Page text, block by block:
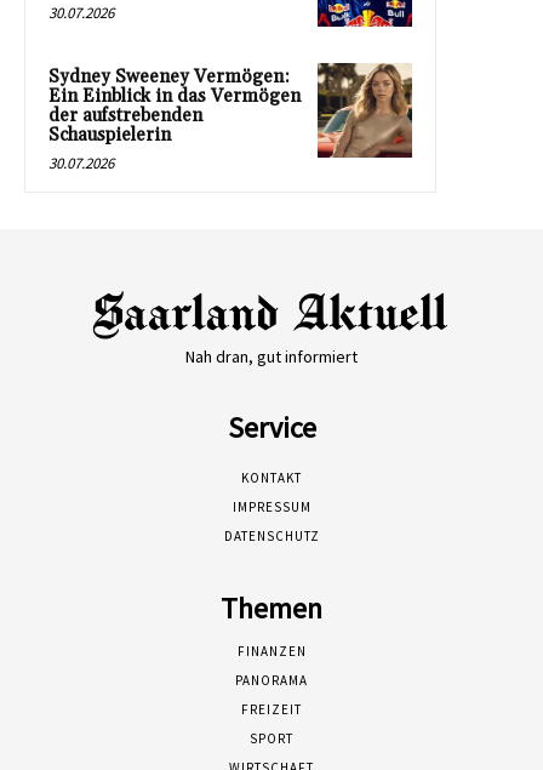
30.07.2026
Sydney Sweeney Vermögen:
Ein Einblick in das Vermögen
der aufstrebenden
Schauspielerin
30.07.2026
Nah dran, gut informiert
Service
KONTAKT
IMPRESSUM
DATENSCHUTZ
Themen
FINANZEN
PANORAMA
FREIZEIT
SPORT